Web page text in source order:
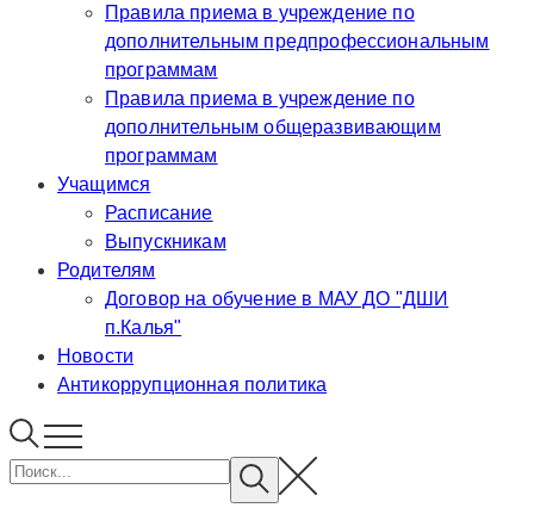
Правила приема в учреждение по
дополнительным предпрофессиональным
программам
Правила приема в учреждение по
дополнительным общеразвивающим
программам
Учащимся
Расписание
Выпускникам
Родителям
Договор на обучение в МАУ ДО "ДШИ
п.Калья"
Новости
Антикоррупционная политика